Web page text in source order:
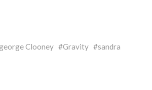
Clooney Gravity
sandra